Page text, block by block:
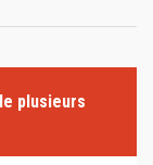
plusieurs